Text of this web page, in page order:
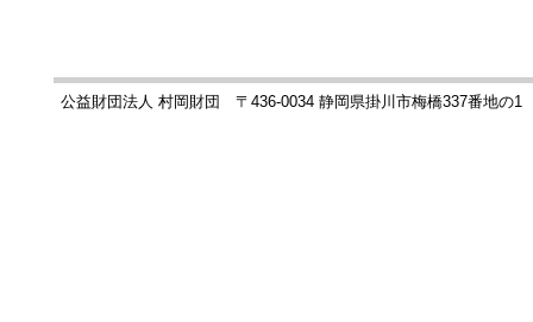
公益財団法人 村岡財団 〒436-0034 静岡県掛川市梅橋337番地